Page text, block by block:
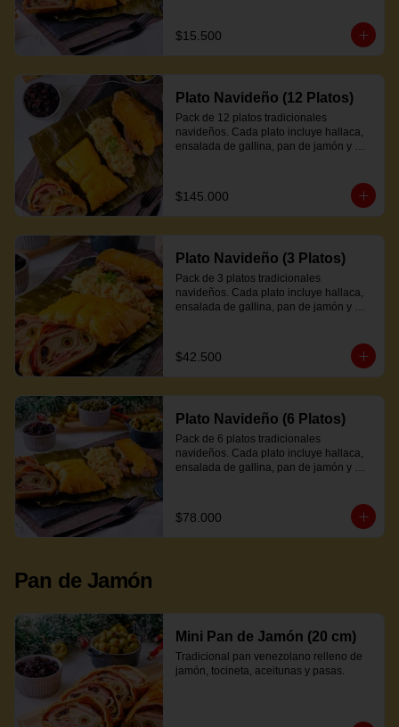
$15.500
Plato Navideño (12 Platos)
Pack de 12 platos tradicionales
navideños. Cada plato incluye hallaca,
ensalada de gallina, pan de jamón y
$145.000
Plato Navideño (3 Platos)
Pack de 3 platos tradicionales
navideños. Cada plato incluye hallaca,
ensalada de gallina, pan de jamón y
$42.500
Plato Navideño (6 Platos)
Pack de 6 platos tradicionales
navideños. Cada plato incluye hallaca,
ensalada de gallina, pan de jamón y
$78.000
Pan de Jamón
Mini Pan de Jamón (20 cm)
Tradicional pan venezolano relleno de
jamón, tocineta, aceitunas y pasas.